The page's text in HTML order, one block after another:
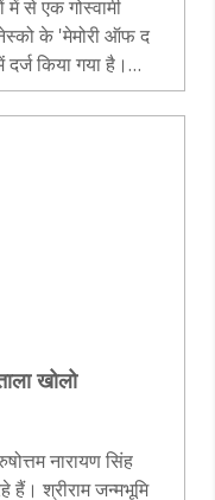
में से एक गोस्‍वामी
के 'मेमोरी ऑफ द
किया गया है।
'सहृदय- लोक
सूची में शामिल किया
खोलो
नारायण सिंह
श्रीराम जन्मभूमि